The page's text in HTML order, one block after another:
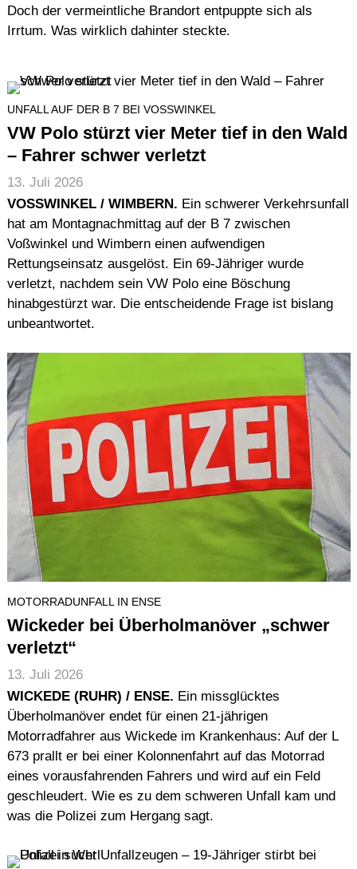
Doch der vermeintliche Brandort entpuppte sich als
Irrtum. Was wirklich dahinter steckte.
UNFALL AUF DER B 7 BEI VOSSWINKEL
VW Polo stürzt vier Meter tief in den Wald
– Fahrer schwer verletzt
13. Juli 2026
VOSSWINKEL / WIMBERN. Ein schwerer Verkehrsunfall
hat am Montagnachmittag auf der B 7 zwischen
Voßwinkel und Wimbern einen aufwendigen
Rettungseinsatz ausgelöst. Ein 69-Jähriger wurde
verletzt, nachdem sein VW Polo eine Böschung
hinabgestürzt war. Die entscheidende Frage ist bislang
unbeantwortet.
MOTORRADUNFALL IN ENSE
Wickeder bei Überholmanöver „schwer
verletzt“
13. Juli 2026
WICKEDE (RUHR) / ENSE. Ein missglücktes
Überholmanöver endet für einen 21-jährigen
Motorradfahrer aus Wickede im Krankenhaus: Auf der L
673 prallt er bei einer Kolonnenfahrt auf das Motorrad
eines vorausfahrenden Fahrers und wird auf ein Feld
geschleudert. Wie es zu dem schweren Unfall kam und
was die Polizei zum Hergang sagt.